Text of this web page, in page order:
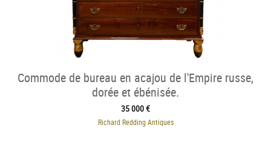
Commode de bureau en acajou de l'Empire russe,
dorée et ébénisée.
35 000 €
Richard Redding Antiques